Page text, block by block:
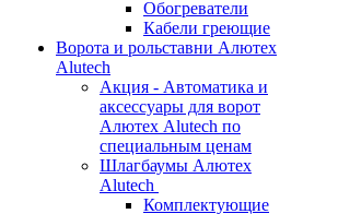
Обогреватели
Кабели греющие
Ворота и рольставни Алютех
Alutech
Акция - Автоматика и
аксессуары для ворот
Алютех Alutech по
специальным ценам
Шлагбаумы Алютех
Alutech
Комплектующие